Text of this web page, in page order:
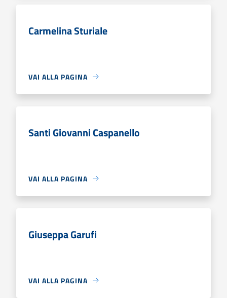
Carmelina Sturiale
VAI ALLA PAGINA
Santi Giovanni Caspanello
VAI ALLA PAGINA
Giuseppa Garufi
VAI ALLA PAGINA